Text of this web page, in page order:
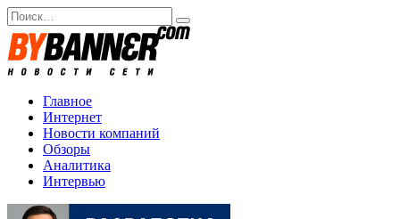
Перейти
к
содержанию
Search
for:
Главное
Интернет
Новости компаний
Обзоры
Аналитика
Интервью